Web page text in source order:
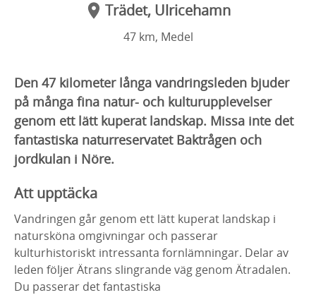
Trädet, Ulricehamn
47 km, Medel
Den 47 kilometer långa vandringsleden bjuder
på många fina natur- och kulturupplevelser
genom ett lätt kuperat landskap. Missa inte det
fantastiska naturreservatet Baktrågen och
jordkulan i Nöre.
Att upptäcka
Vandringen går genom ett lätt kuperat landskap i
natursköna omgivningar och passerar
kulturhistoriskt intressanta fornlämningar. Delar av
leden följer Ätrans slingrande väg genom Ätradalen.
Du passerar det fantastiska